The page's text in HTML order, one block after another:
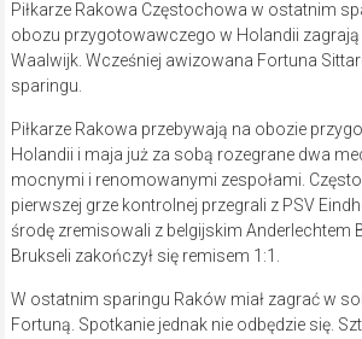
Piłkarze Rakowa Częstochowa w ostatnim
obozu przygotowawczego w Holandii zagrają
Waalwijk. Wcześniej awizowana Fortuna
sparingu.
Piłkarze Rakowa przebywają na obozie
Holandii i maja już za sobą rozegrane dwa
mocnymi i renomowanymi zespołami.
pierwszej grze kontrolnej przegrali z PSV
środę zremisowali z belgijskim Anderlechtem
Brukseli zakończył się remisem 1:1.
W ostatnim sparingu Raków miał zagrać w
Fortuną. Spotkanie jednak nie odbędzie się.